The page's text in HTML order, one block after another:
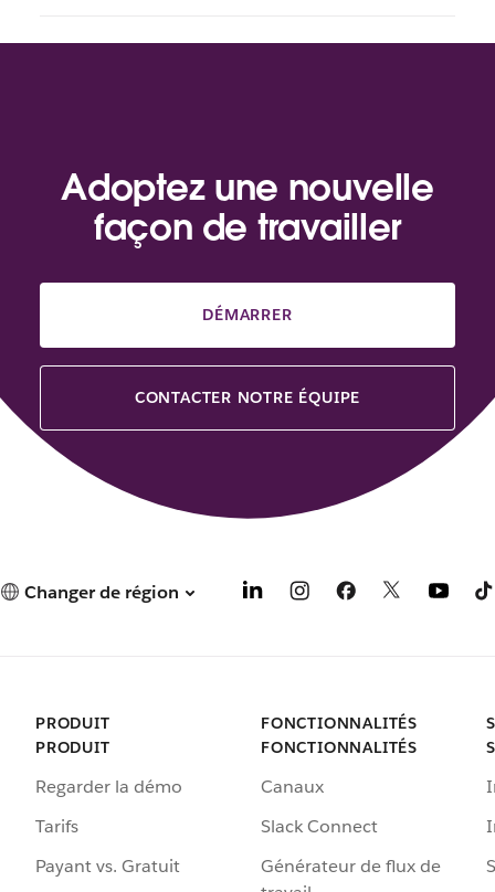
Adoptez une nouvelle
façon de travailler
DÉMARRER
CONTACTER NOTRE ÉQUIPE
Changer de région
PRODUIT
PRODUIT
Regarder la démo
Tarifs
Payant vs. Gratuit
FONCTIONNALITÉS
FONCTIONNALITÉS
Canaux
Slack Connect
Générateur de flux de